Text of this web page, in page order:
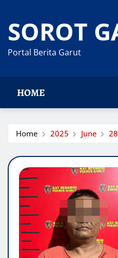
content
SOROT
Portal Berita Garut
HOME
Home 2025 June 28